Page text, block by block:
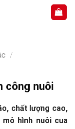
/
công nuôi
chất lượng cao,
hình nuôi cua